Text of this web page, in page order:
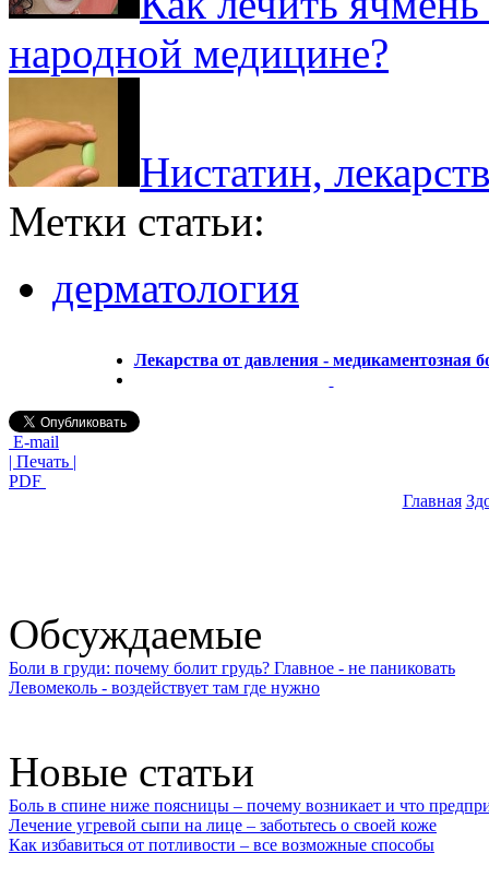
народной медицине?
Нистатин,
Метки статьи:
дерматология
Лекарства от давления - медикаментозная
E-mail
| Печать |
PDF
Главная
Обсуждаемые
Боли в груди: почему болит грудь? Главное - не паниковать
Левомеколь - воздействует там где нужно
Новые статьи
Боль в спине ниже поясницы – почему возникает и что
Лечение угревой сыпи на лице – заботьтесь о своей коже
Как избавиться от потливости – все возможные способы